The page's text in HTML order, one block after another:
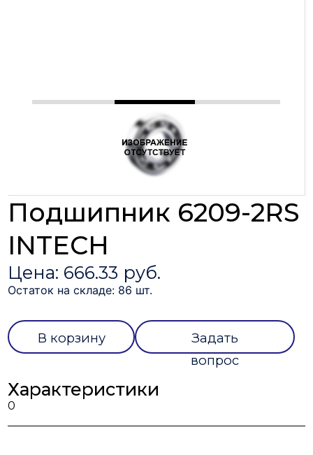
Подшипник 6209-2RS
INTECH
Цена: 666.33 руб.
Остаток на складе: 86 шт.
В корзину
Задать
вопрос
Характеристики
0